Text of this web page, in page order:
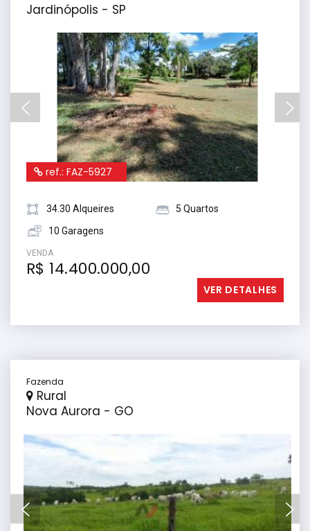
Jardinópolis - SP
ref.: FAZ-5927
34.30 Alqueires
5 Quartos
10 Garagens
VENDA
R$ 14.400.000,00
VER DETALHES
Fazenda
Rural
Nova Aurora - GO